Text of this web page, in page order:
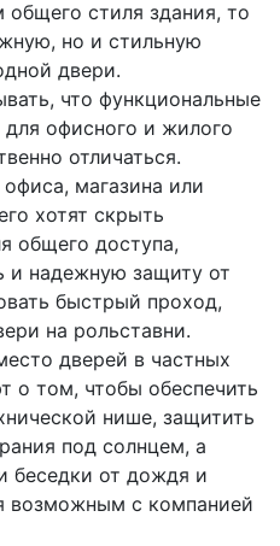
стиля здания, то
но и стильную
двери.
что функциональные
офисного и жилого
отличаться.
магазина или
хотят скрыть
общего доступа,
и надежную защиту от
быстрый проход,
на рольставни.
дверей в частных
о том, чтобы обеспечить
нише, защитить
под солнцем, а
беседки от дождя и
возможным с компанией